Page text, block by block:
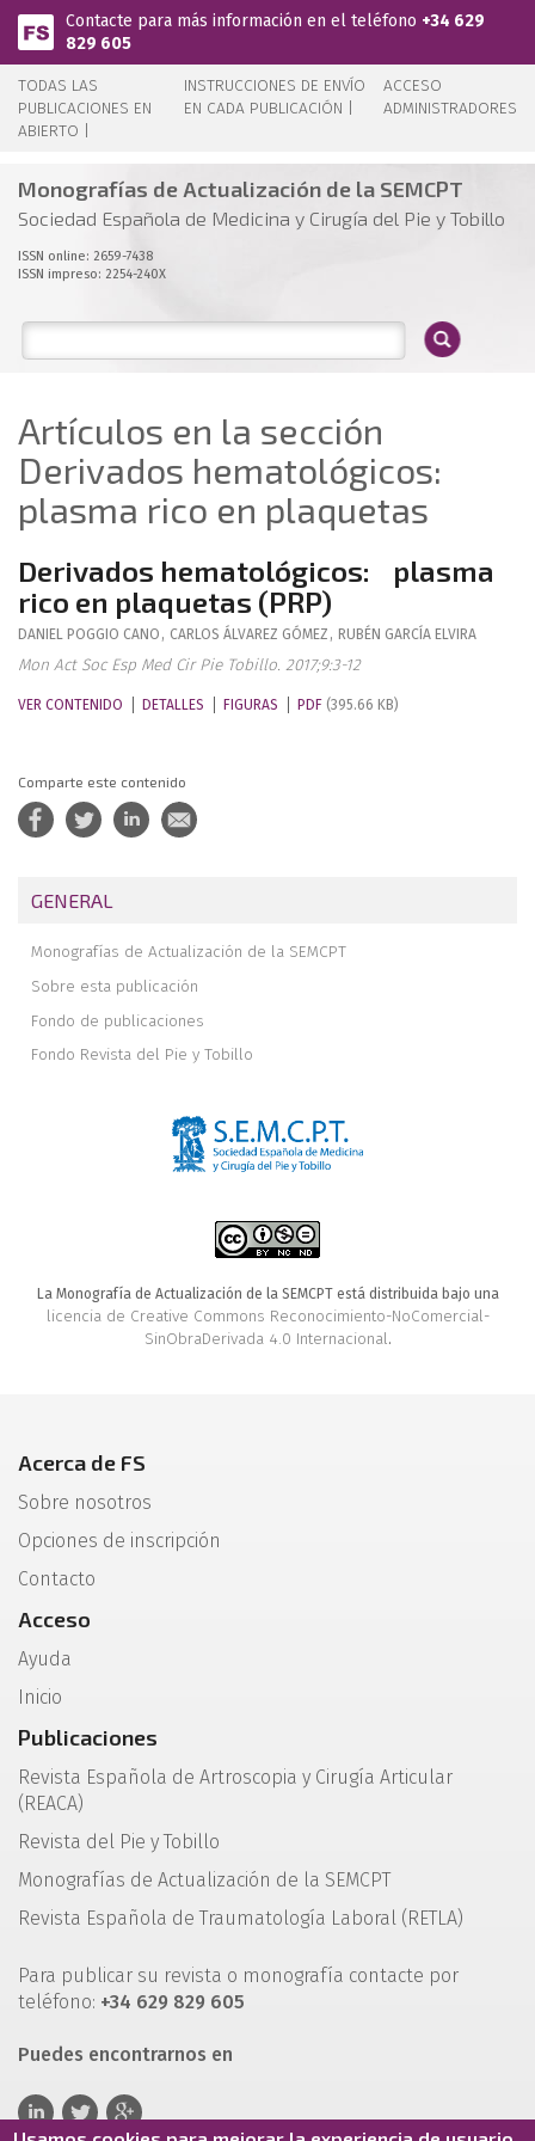
Pasar al contenido principal
Contacte para más información en el teléfono +34 629
829 605
TODAS LAS
PUBLICACIONES EN
ABIERTO |
INSTRUCCIONES DE ENVÍO
EN CADA PUBLICACIÓN |
ACCESO
ADMINISTRADORES
Monografías de Actualización de la SEMCPT
Sociedad Española de Medicina y Cirugía del Pie y Tobillo
ISSN online: 2659-7438
ISSN impreso: 2254-240X
Artículos en la sección
Derivados hematológicos:
plasma rico en plaquetas
Derivados hematológicos: plasma
rico en plaquetas (PRP)
DANIEL POGGIO CANO , CARLOS ÁLVAREZ GÓMEZ , RUBÉN GARCÍA ELVIRA
Mon Act Soc Esp Med Cir Pie Tobillo. 2017;9:3-12
VER CONTENIDO DETALLES FIGURAS PDF (395.66 KB)
Comparte este contenido
GENERAL
Monografías de Actualización de la SEMCPT
Sobre esta publicación
Fondo de publicaciones
Fondo Revista del Pie y Tobillo
La Monografía de Actualización de la SEMCPT está distribuida bajo una
licencia de Creative Commons Reconocimiento-NoComercial-
SinObraDerivada 4.0 Internacional.
Acerca de FS
Sobre nosotros
Opciones de inscripción
Contacto
Acceso
Ayuda
Inicio
Publicaciones
Revista Española de Artroscopia y Cirugía Articular
(REACA)
Revista del Pie y Tobillo
Monografías de Actualización de la SEMCPT
Revista Española de Traumatología Laboral (RETLA)
Para publicar su revista o monografía contacte por
teléfono: +34 629 829 605
Puedes encontrarnos en